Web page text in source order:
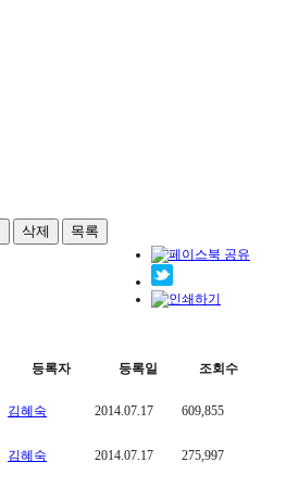
삭제 목록
등록자 등록일 조회수
김혜숙 2014.07.17 609,855
김혜숙 2014.07.17 275,997